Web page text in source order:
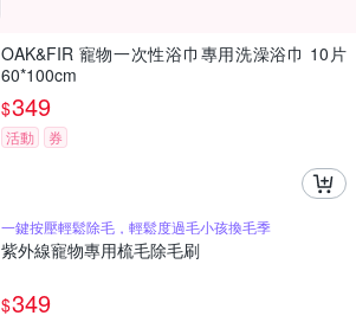
OAK&FIR 寵物一次性浴巾專用洗澡浴巾 10片
60*100cm
$349
活動 券
一鍵按壓輕鬆除毛，輕鬆度過毛小孩換毛季
紫外線寵物專用梳毛除毛刷
$349